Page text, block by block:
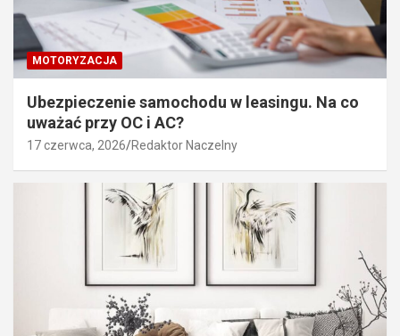
MOTORYZACJA
Ubezpieczenie samochodu w leasingu. Na co
uważać przy OC i AC?
17 czerwca, 2026 Redaktor Naczelny